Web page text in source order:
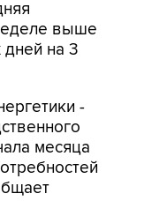
выше
дней на 3
-
месяца